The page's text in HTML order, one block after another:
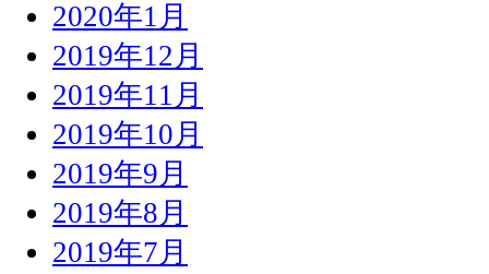
2020年1月
2019年12月
2019年11月
2019年10月
2019年9月
2019年8月
2019年7月